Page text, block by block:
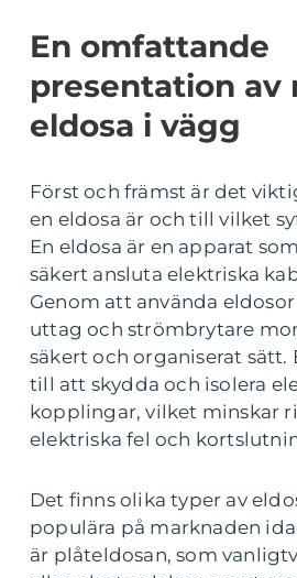
En omfattande
presentation av
eldosa i vägg
Först och främst är det
en eldosa är och till vilket
En eldosa är en apparat
säkert ansluta elektriska
Genom att använda
uttag och strömbrytare
säkert och organiserat sätt.
till att skydda och isolera
kopplingar, vilket minskar
elektriska fel och
Det finns olika typer av
populära på marknaden
är plåteldosan, som